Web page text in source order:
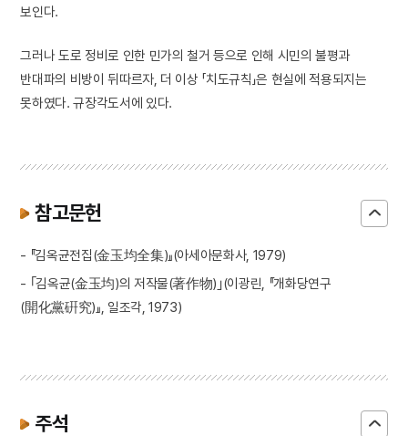
보인다.
그러나 도로 정비로 인한 민가의 철거 등으로 인해 시민의 불평과
반대파의 비방이 뒤따르자, 더 이상 「치도규칙」은 현실에 적용되지는
못하였다. 규장각도서에 있다.
참고문헌
- 『김옥균전집(金玉均全集)』(아세아문화사, 1979)
- ｢김옥균(金玉均)의 저작물(著作物)｣(이광린, 『개화당연구
(開化黨硏究)』, 일조각, 1973)
주석